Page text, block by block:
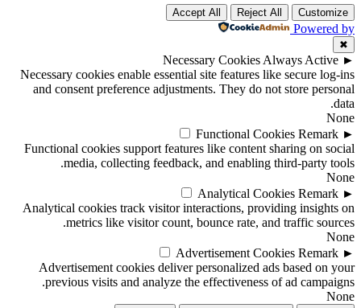
Customize
Reject All
Accept All
Powered by
✖
►
Necessary Cookies Always Active
Necessary cookies enable essential site features like secure log-ins
and consent preference adjustments. They do not store personal
data.
None
►
Functional Cookies Remark
Functional cookies support features like content sharing on social
media, collecting feedback, and enabling third-party tools.
None
►
Analytical Cookies Remark
Analytical cookies track visitor interactions, providing insights on
metrics like visitor count, bounce rate, and traffic sources.
None
►
Advertisement Cookies Remark
Advertisement cookies deliver personalized ads based on your
previous visits and analyze the effectiveness of ad campaigns.
None